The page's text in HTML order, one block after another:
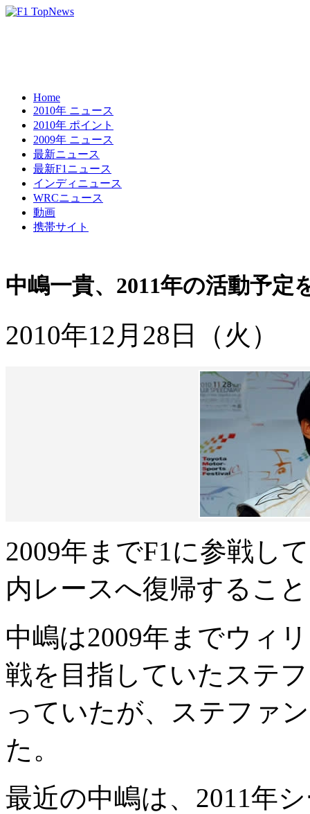
Home
2010年 ニュース
2010年 ポイント
2009年 ニュース
最新ニュース
最新F1ニュース
インディニュース
WRCニュース
動画
携帯サイト
中嶋一貴、2011年の活動予定
2010年12月28日（火）
2009年までF1に参戦し
内レースへ復帰するこ
中嶋は2009年までウィ
戦を目指していたステ
っていたが、ステファ
た。
最近の中嶋は、2011年